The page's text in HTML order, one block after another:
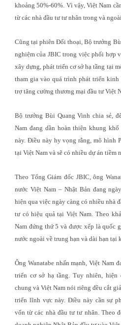
khoảng 50%-60%. Vì vậy, Việt Nam
từ các nhà đầu tư tư nhân trong và
Cũng tại phiên Đối thoại, Bộ trưởng
nghiệm của JBIC trong việc phối hợp
xây dựng, phát triển cơ sở hạ tầng tại
tham gia vào quá trình phát triển
trợ tăng cường thương mại đầu tư Việt
Bộ trưởng Bùi Quang Vinh chia sẻ,
Nam đang dần hoàn thiện khung
này. Điều này hy vọng rằng, mô hình
tại Việt Nam và sẽ có nhiều dự án tiềm
Theo Tổng Giám đốc JBIC, ông
nước Việt Nam – Nhật Bản đang
hiện qua việc ngày càng có nhiều nhà
tư có hiệu quả tại Việt Nam. Theo
Nam đứng thứ 5 và được xếp là quốc
nước ngoài về trung hạn và dài hạn tại
Ông Wanatabe nhấn mạnh, Việt Nam
triển cơ sở hạ tầng. Tuy nhiên,
chung và Việt Nam nói riêng đều cắt
triển lĩnh vực này. Điều này cần sự
vốn từ các nhà đầu tư tư nhân. Theo